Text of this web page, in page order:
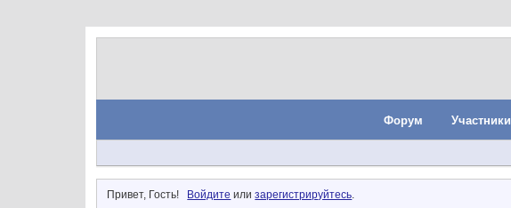
Форум Участники
Привет, Гость! Войдите илизарегистрируйтесь